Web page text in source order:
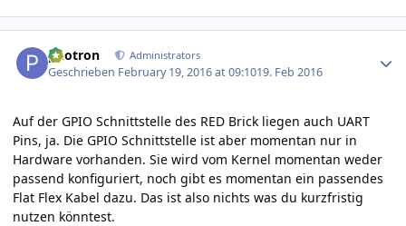
photron Administrators
Geschrieben February 19, 2016 at 09:1019. Feb 2016
Auf der GPIO Schnittstelle des RED Brick liegen auch UART
Pins, ja. Die GPIO Schnittstelle ist aber momentan nur in
Hardware vorhanden. Sie wird vom Kernel momentan weder
passend konfiguriert, noch gibt es momentan ein passendes
Flat Flex Kabel dazu. Das ist also nichts was du kurzfristig
nutzen könntest.